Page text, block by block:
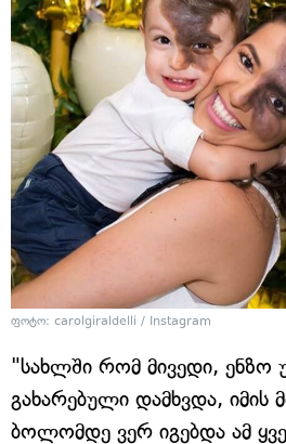
ფოტო: carolgiraldelli / Instagram
"სახლში რომ მივედი, ენზო
გახარებული დამხვდა, იმის
ბოლომდე ვერ იგებდა ამ